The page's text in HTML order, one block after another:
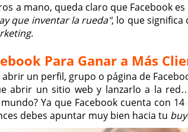
a mano, queda claro que Facebook
que inventar la rueda", lo que significa
.
Para Ganar a Más
un perfil, grupo o página de
abrir un sitio web y lanzarlo a la
Ya que Facebook cuenta con
debes apuntar muy bien hacia tu